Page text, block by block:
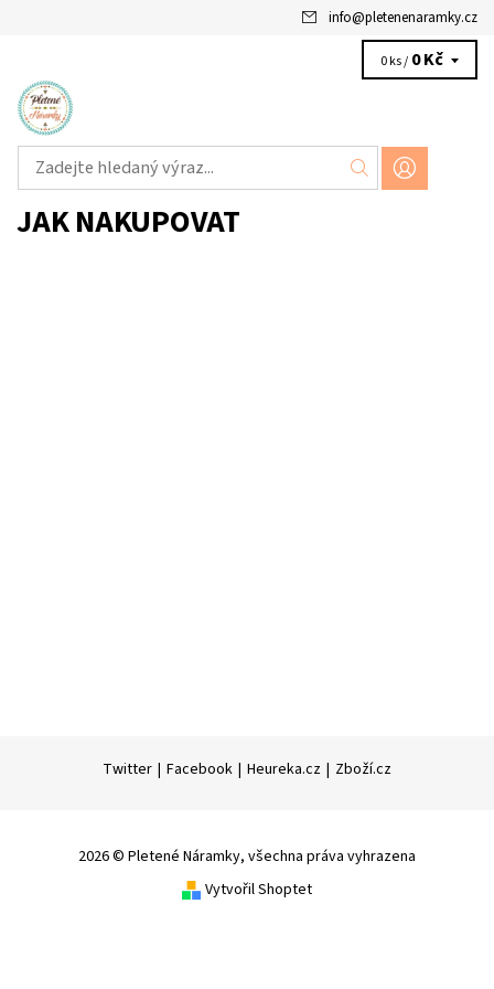
info@pletenenaramky.cz
0 ks / 0 Kč
JAK NAKUPOVAT
Twitter | Facebook | Heureka.cz | Zboží.cz
2026 © Pletené Náramky, všechna práva vyhrazena
Vytvořil Shoptet